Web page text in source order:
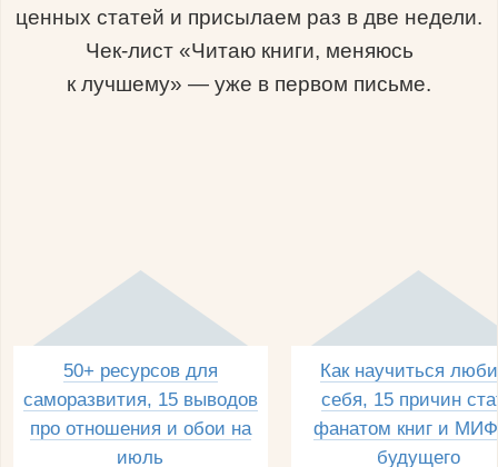
ценных статей и присылаем раз в две недели.
Чек-лист «Читаю книги, меняюсь
к лучшему» — уже в первом письме.
50+ ресурсов для
саморазвития, 15 выводов
про отношения и обои на
июль
Как научиться
себя, 15 причин
фанатом книг и
будущего